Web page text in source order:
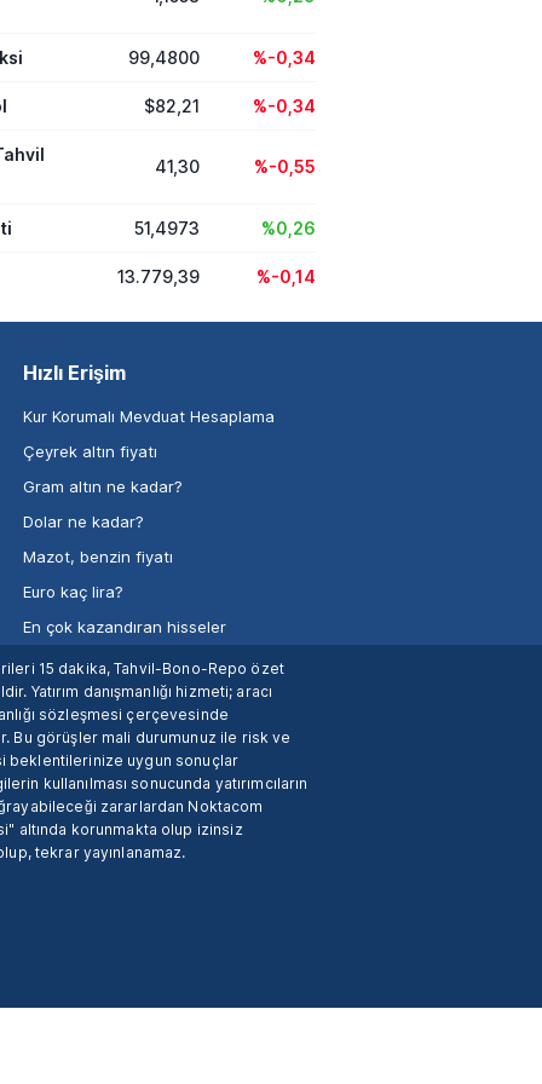
99,4800 %-0,34
$82,21 %-0,34
41,30 %-0,55
51,4973 %0,26
13.779,39 %-0,14
Hızlı Erişim
Kur Korumalı Mevduat Hesaplama
Çeyrek altın fiyatı
Gram altın ne kadar?
Dolar ne kadar?
Mazot, benzin fiyatı
Euro kaç lira?
En çok kazandıran hisseler
15 dakika, Tahvil-Bono-Repo özet
Yatırım danışmanlığı hizmeti; aracı
sözleşmesi çerçevesinde
Bu görüşler mali durumunuz ile risk ve
beklentilerinize uygun sonuçlar
kullanılması sonucunda yatırımcıların
zararlardan Noktacom
altında korunmakta olup izinsiz
tekrar yayınlanamaz.